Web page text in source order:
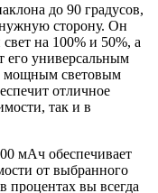
до 90 градусов,
нужную сторону. Он
на 100% и 50%, а
его универсальным
мощным световым
отличное
так и в
мАч обеспечивает
от выбранного
процентах вы всегда